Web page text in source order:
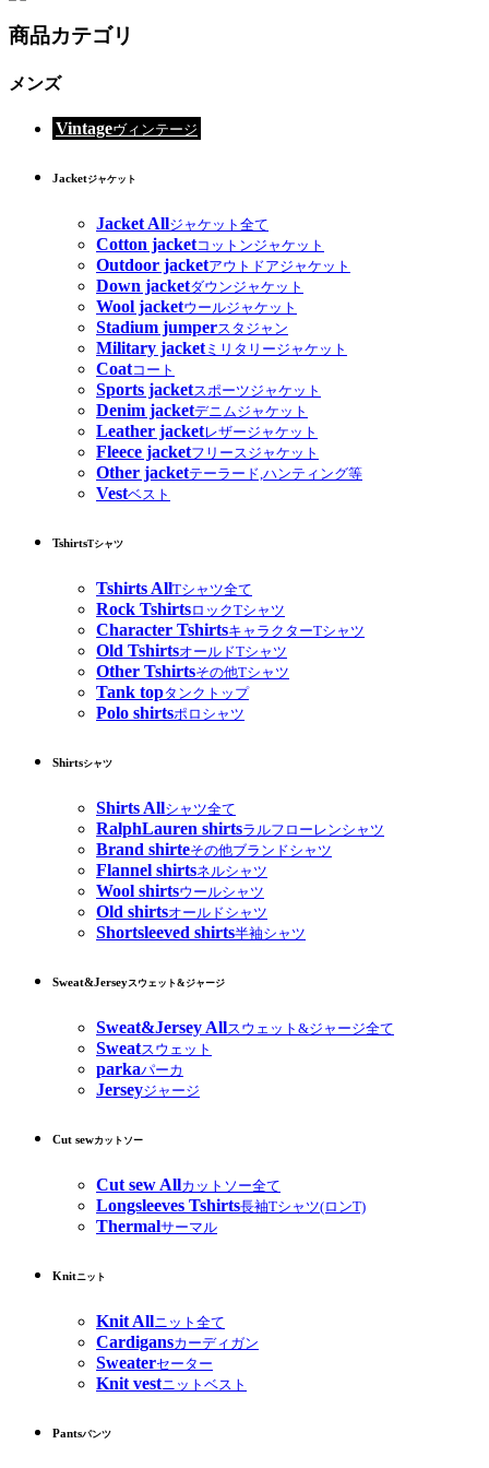
商品カテゴリ
メンズ
Vintageヴィンテージ
Jacketジャケット
Jacket Allジャケット全て
Cotton jacketコットンジャケット
Outdoor jacketアウトドアジャケット
Down jacketダウンジャケット
Wool jacketウールジャケット
Stadium jumperスタジャン
Military jacketミリタリージャケット
Coatコート
Sports jacketスポーツジャケット
Denim jacketデニムジャケット
Leather jacketレザージャケット
Fleece jacketフリースジャケット
Other jacketテーラード,ハンティング等
Vestベスト
TshirtsTシャツ
Tshirts AllTシャツ全て
Rock TshirtsロックTシャツ
Character TshirtsキャラクターTシャツ
Old TshirtsオールドTシャツ
Other Tshirtsその他Tシャツ
Tank topタンクトップ
Polo shirtsポロシャツ
Shirtsシャツ
Shirts Allシャツ全て
RalphLauren shirtsラルフローレンシャツ
Brand shirteその他ブランドシャツ
Flannel shirtsネルシャツ
Wool shirtsウールシャツ
Old shirtsオールドシャツ
Shortsleeved shirts半袖シャツ
Sweat&Jerseyスウェット&ジャージ
Sweat&Jersey Allスウェット&ジャージ全て
Sweatスウェット
parkaパーカ
Jerseyジャージ
Cut sewカットソー
Cut sew Allカットソー全て
Longsleeves Tshirts長袖Tシャツ(ロンT)
Thermalサーマル
Knitニット
Knit Allニット全て
Cardigansカーディガン
Sweaterセーター
Knit vestニットベスト
Pantsパンツ